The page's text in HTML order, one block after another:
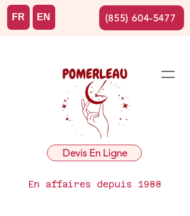
Devis En Ligne
En affaires depuis 1988
FR EN (855) 604-5477